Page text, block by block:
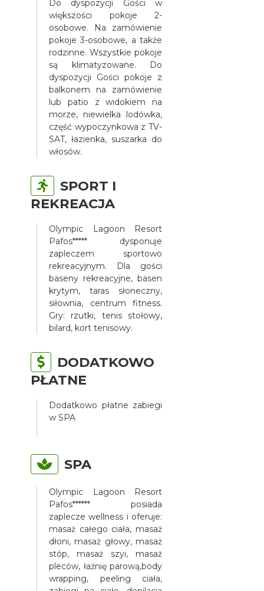
Do dyspozycji Gości w
większości pokoje 2-
osobowe. Na zamówienie
pokoje 3-osobowe, a także
rodzinne. Wszystkie pokoje
są klimatyzowane. Do
dyspozycji Gości pokoje z
balkonem na zamówienie
lub patio z widokiem na
morze, niewielka lodówka,
część wypoczynkowa z TV-
SAT, łazienka, suszarka do
włosów.
SPORT I
REKREACJA
Olympic Lagoon Resort
Pafos***** dysponuje
zapleczem sportowo
rekreacyjnym. Dla gości
baseny rekreacyjne, basen
krytym, taras słoneczny,
siłownia, centrum fitness.
Gry: rzutki, tenis stołowy,
bilard, kort tenisowy.
DODATKOWO
PŁATNE
Dodatkowo płatne zabiegi
w SPA
SPA
Olympic Lagoon Resort
Pafos****** posiada
zaplecze wellness i oferuje:
masaż całego ciała, masaż
dłoni, masaż głowy, masaż
stóp, masaż szyi, masaż
pleców, łaźnię parową,body
wrapping, peeling ciała,